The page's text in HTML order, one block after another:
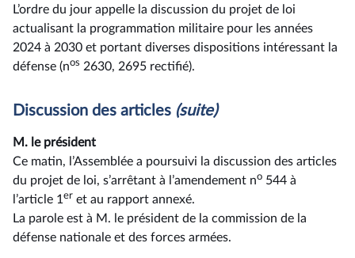
L’ordre du jour appelle la discussion du projet de loi
actualisant la programmation militaire pour les années
2024 à 2030 et portant diverses dispositions intéressant la
défense (nos 2630, 2695 rectifié).
Discussion des articles (suite)
M. le président
Ce matin, l’Assemblée a poursuivi la discussion des articles
du projet de loi, s’arrêtant à l’amendement no 544 à
l’article 1 er et au rapport annexé.
La parole est à M. le président de la commission de la
défense nationale et des forces armées.